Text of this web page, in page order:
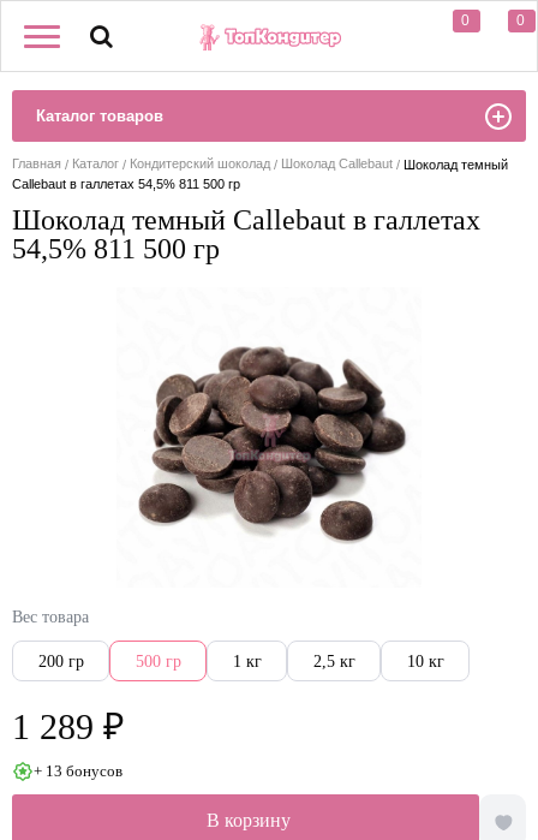
0 0
Каталог товаров
Главная Каталог Кондитерский шоколад Шоколад Callebaut
Шоколад темный
Callebaut в галлетах 54,5% 811 500 гр
Шоколад темный Callebaut в галлетах
54,5% 811 500 гр
Вес товара
200 гр 500 гр 1 кг 2,5 кг 10 кг
1 289 ₽
+ 13 бонусов
В корзину